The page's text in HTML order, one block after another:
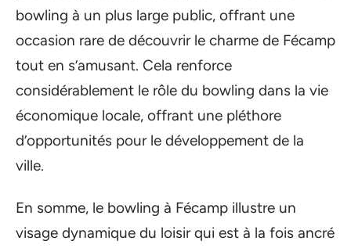
bowling à un plus large public, offrant une
occasion rare de découvrir le charme de Fécamp
tout en s’amusant. Cela renforce
considérablement le rôle du bowling dans la vie
économique locale, offrant une pléthore
d’opportunités pour le développement de la
ville.
En somme, le bowling à Fécamp illustre un
visage dynamique du loisir qui est à la fois ancré